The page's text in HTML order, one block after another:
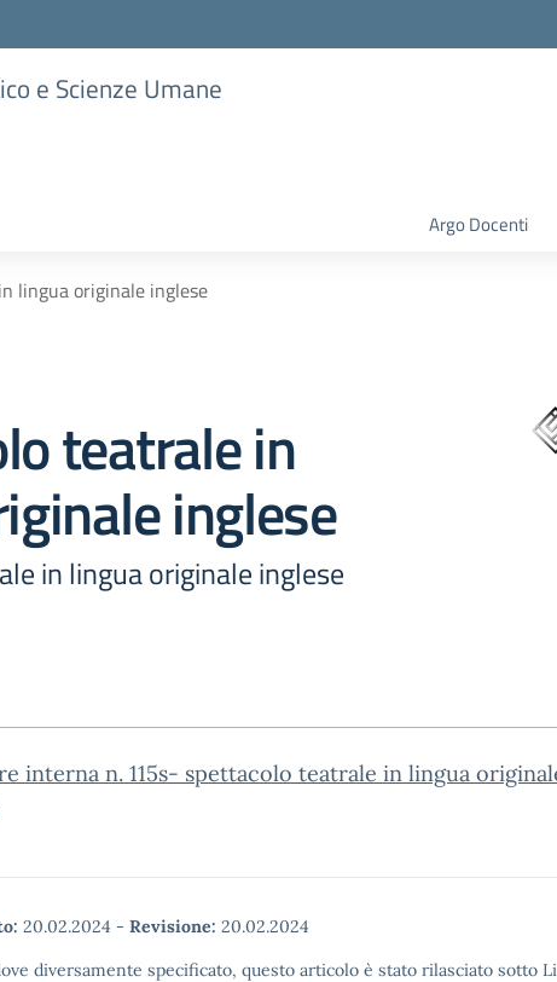
e Scienze Umane
Argo Docenti
lingua originale inglese
teatrale in
inglese
in lingua originale inglese
interna n. 115s- spettacolo teatrale in lingua
20.02.2024 - Revisione: 20.02.2024
diversamente specificato, questo articolo è stato rilasciato sotto